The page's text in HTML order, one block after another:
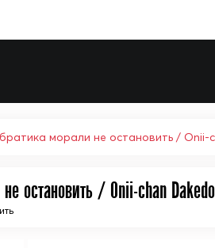
морали не остановить / Onii-
остановить / Onii-chan